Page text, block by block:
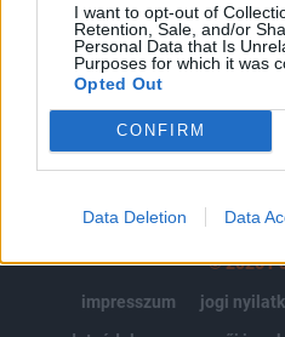
I want to opt-out of
Retention, Sale, and/or
Personal Data that Is
Purposes for which it was
Opted Out
CONFIRM
Data Deletion Data
MÁR ELŐFIZETŐNK VAGY?
© 2026
impresszum
jogi